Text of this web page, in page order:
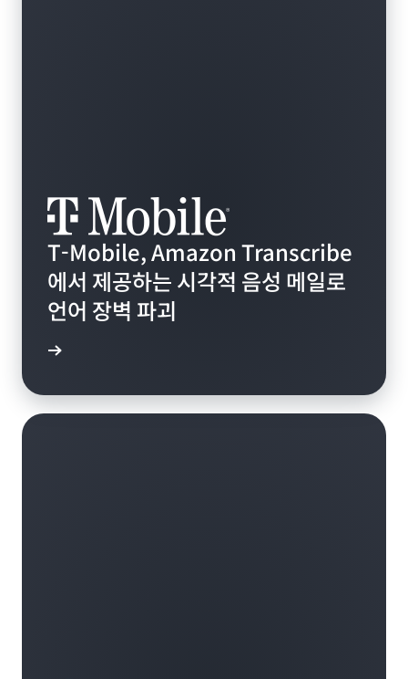
T-Mobile, Amazon Transcribe
에서 제공하는 시각적 음성 메일로
언어 장벽 파괴